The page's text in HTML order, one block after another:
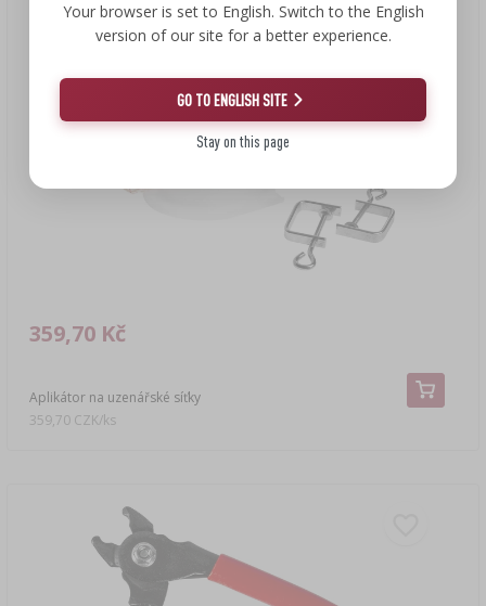
Aplikátor na uzenářské síťky
359,70 Kč
359,70 CZK/ks
Your browser is set to English. Switch to the English
version of our site for a better experience.
GO TO ENGLISH SITE
Stay on this page